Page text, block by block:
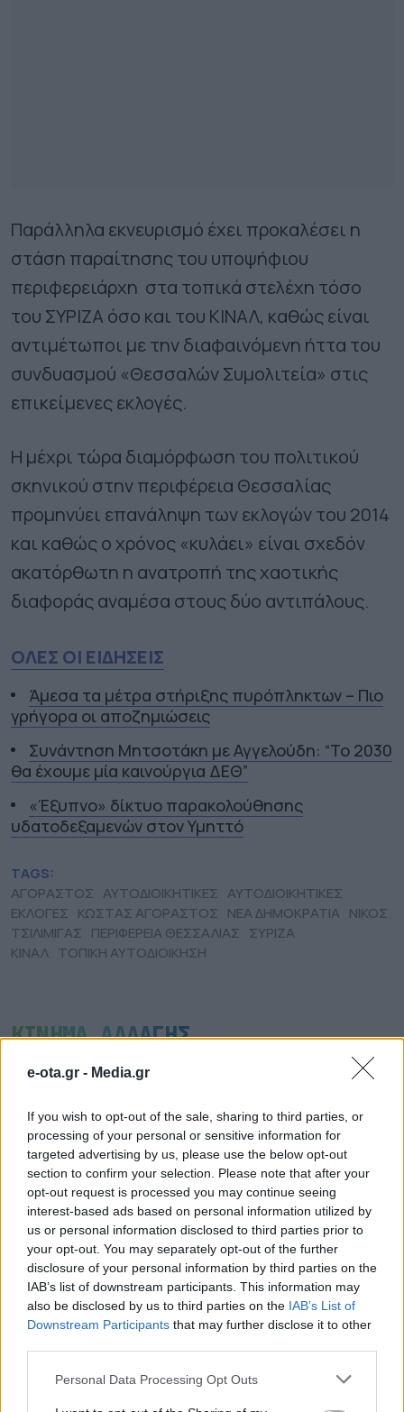
e-ota.gr - Media.gr
If you wish to opt-out of the sale, sharing to third parties, or
processing of your personal or sensitive information for
targeted advertising by us, please use the below opt-out
section to confirm your selection. Please note that after your
opt-out request is processed you may continue seeing
interest-based ads based on personal information utilized by
us or personal information disclosed to third parties prior to
your opt-out. You may separately opt-out of the further
disclosure of your personal information by third parties on the
IAB’s list of downstream participants. This information may
also be disclosed by us to third parties on the IAB’s List of
Downstream Participants that may further disclose it to other
Personal Data Processing Opt Outs
Παράλληλα εκνευρισμό έχει προκαλέσει η
στάση παραίτησης του υποψήφιου
περιφερειάρχη στα τοπικά στελέχη τόσο
του ΣΥΡΙΖΑ όσο και του ΚΙΝΑΛ, καθώς είναι
αντιμέτωποι με την διαφαινόμενη ήττα του
συνδυασμού «Θεσσαλών Συμολιτεία» στις
επικείμενες εκλογές.
Η μέχρι τώρα διαμόρφωση του πολιτικού
σκηνικού στην περιφέρεια Θεσσαλίας
προμηνύει επανάληψη των εκλογών του 2014
και καθώς ο χρόνος «κυλάει» είναι σχεδόν
ακατόρθωτη η ανατροπή της χαοτικής
διαφοράς αναμέσα στους δύο αντιπάλους.
ΟΛΕΣ ΟΙ ΕΙΔΗΣΕΙΣ
Άμεσα τα μέτρα στήριξης πυρόπληκτων – Πιο
γρήγορα οι αποζημιώσεις
Συνάντηση Μητσοτάκη με Αγγελούδη: “Το 2030
θα έχουμε μία καινούργια ΔΕΘ”
«Έξυπνο» δίκτυο παρακολούθησης
υδατοδεξαμενών στον Υμηττό
TAGS:
ΑΓΟΡΑΣΤΟΣ ΑΥΤΟΔΙΟΙΚΗΤΙΚΕΣ ΑΥΤΟΔΙΟΙΚΗΤΙΚΕΣ
ΕΚΛΟΓΕΣ ΚΩΣΤΑΣ ΑΓΟΡΑΣΤΟΣ ΝΕΑ ΔΗΜΟΚΡΑΤΙΑ ΝΙΚΟΣ
ΤΣΙΛΙΜΙΓΑΣ ΠΕΡΙΦΕΡΕΙΑ ΘΕΣΣΑΛΙΑΣ ΣΥΡΙΖΑ
ΚΙΝΑΛ ΤΟΠΙΚΗ ΑΥΤΟΔΙΟΙΚΗΣΗ
ΚΙΝΗΜΑ ΑΛΛΑΓΗΣ
Άμεσα τα μέτρα στήριξης πυρόπληκτων – Πιο
γρήγορα οι αποζημιώσεις
05.08.2026 - 14.41